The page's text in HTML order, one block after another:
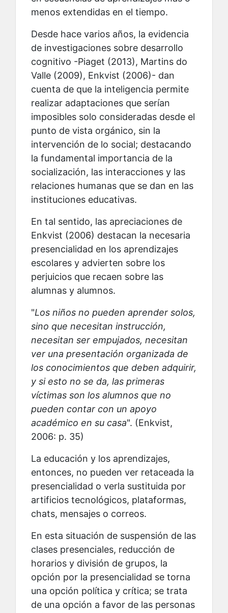
menos extendidas en el tiempo.
Desde hace varios años, la evidencia
de investigaciones sobre desarrollo
cognitivo -Piaget (2013), Martins do
Valle (2009), Enkvist (2006)- dan
cuenta de que la inteligencia permite
realizar adaptaciones que serían
imposibles solo consideradas desde el
punto de vista orgánico, sin la
intervención de lo social; destacando
la fundamental importancia de la
socialización, las interacciones y las
relaciones humanas que se dan en las
instituciones educativas.
En tal sentido, las apreciaciones de
Enkvist (2006) destacan la necesaria
presencialidad en los aprendizajes
escolares y advierten sobre los
perjuicios que recaen sobre las
alumnas y alumnos.
"Los niños no pueden aprender solos,
sino que necesitan instrucción,
necesitan ser empujados, necesitan
ver una presentación organizada de
los conocimientos que deben adquirir,
y si esto no se da, las primeras
víctimas son los alumnos que no
pueden contar con un apoyo
académico en su casa". (Enkvist,
2006: p. 35)
La educación y los aprendizajes,
entonces, no pueden ver retaceada la
presencialidad o verla sustituida por
artificios tecnológicos, plataformas,
chats, mensajes o correos.
En esta situación de suspensión de las
clases presenciales, reducción de
horarios y división de grupos, la
opción por la presencialidad se torna
una opción política y crítica; se trata
de una opción a favor de las personas